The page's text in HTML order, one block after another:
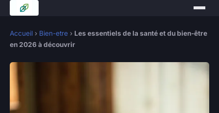
Accueil › Bien-etre › Les essentiels de la santé et du bien-être
en 2026 à découvrir